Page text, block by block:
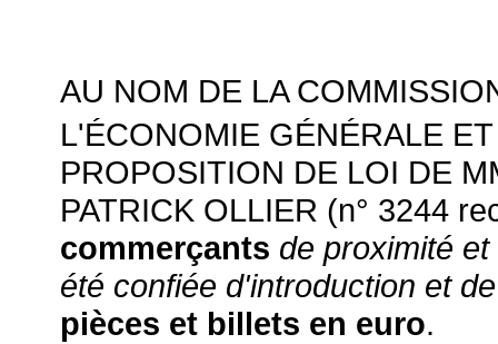
AU NOM DE LA
L'ÉCONOMIE GÉNÉRALE
PROPOSITION DE LOI DE
PATRICK OLLIER (n° 3244
commerçants de proximité
été confiée d'introduction et
pièces et billets en euro.